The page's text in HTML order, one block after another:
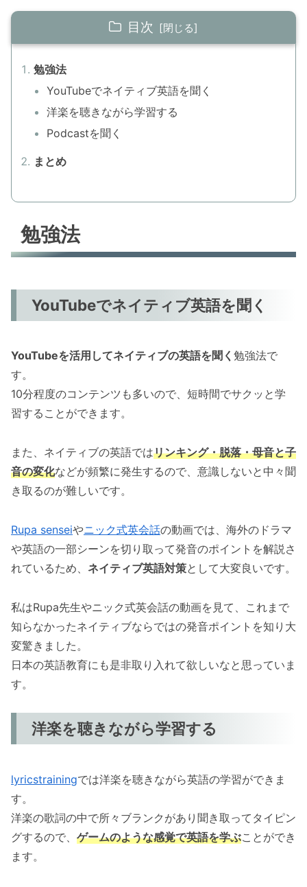
目次
勉強法
YouTubeでネイティブ英語を聞く
洋楽を聴きながら学習する
Podcastを聞く
まとめ
勉強法
YouTubeでネイティブ英語を聞く
YouTubeを活用してネイティブの英語を聞く 勉強法で
す。
10分程度のコンテンツも多いので、短時間でサクッと学
習することができます。
また、ネイティブの英語ではリンキング・脱落・母音と子
音の変化などが頻繁に発生するので、意識しないと中々聞
き取るのが難しいです。
Rupa senseiやニック式英会話の動画では、海外のドラマ
や英語の一部シーンを切り取って発音のポイントを解説さ
れているため、 ネイティブ英語対策として大変良いです。
私はRupa先生やニック式英会話の動画を見て、これまで
知らなかったネイティブならではの発音ポイントを知り大
変驚きました。
日本の英語教育にも是非取り入れて欲しいなと思っていま
す。
洋楽を聴きながら学習する
lyricstrainingでは洋楽を聴きながら英語の学習ができま
す。
洋楽の歌詞の中で所々ブランクがあり聞き取ってタイピン
グするので、 ゲームのような感覚で英語を学ぶことができ
ます。